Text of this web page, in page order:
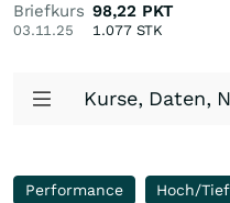
Briefkurs
03.11.25
98,22 PKT
1.077STK
Kurse, Daten,
Performance Hoch/Tief